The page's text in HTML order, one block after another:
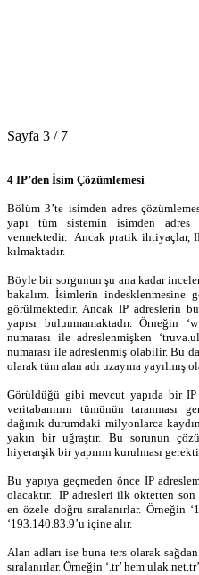
Sayfa 3 / 7
4 IP’den İsim Çözümlemesi
Bölüm 3’te isimden adres
yapı tüm sistemin isimden adres
vermektedir. Ancak pratik ihtiyaçlar,
kılmaktadır.
Böyle bir sorgunun şu ana kadar
bakalım. İsimlerin indesklenmesine
görülmektedir. Ancak IP adreslerin
yapısı bulunmamaktadır. Örneğin
numarası ile adreslenmişken
numarası ile adreslenmiş olabilir. Bu
olarak tüm alan adı uzayına yayılmış
Görüldüğü gibi mevcut yapıda bir
veritabanının tümünün taranması
dağınık durumdaki milyonlarca
yakın bir uğraştır. Bu sorunun
hiyerarşik bir yapının kurulması
Bu yapıya geçmeden önce IP
olacaktır. IP adresleri ilk oktetten son
en özele doğru sıralanırlar. Örneğin
‘193.140.83.9’u içine alır.
Alan adları ise buna ters olarak
sıralanırlar. Örneğin ‘.tr’ hem